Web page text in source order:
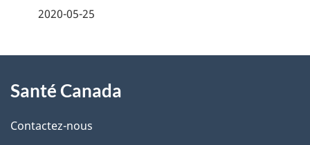
i
l
2020-05-25
propos
de
Santé Canada
Contactez-nous